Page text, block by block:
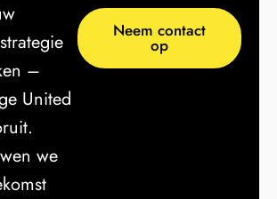
–
United
we
Neem contact
op